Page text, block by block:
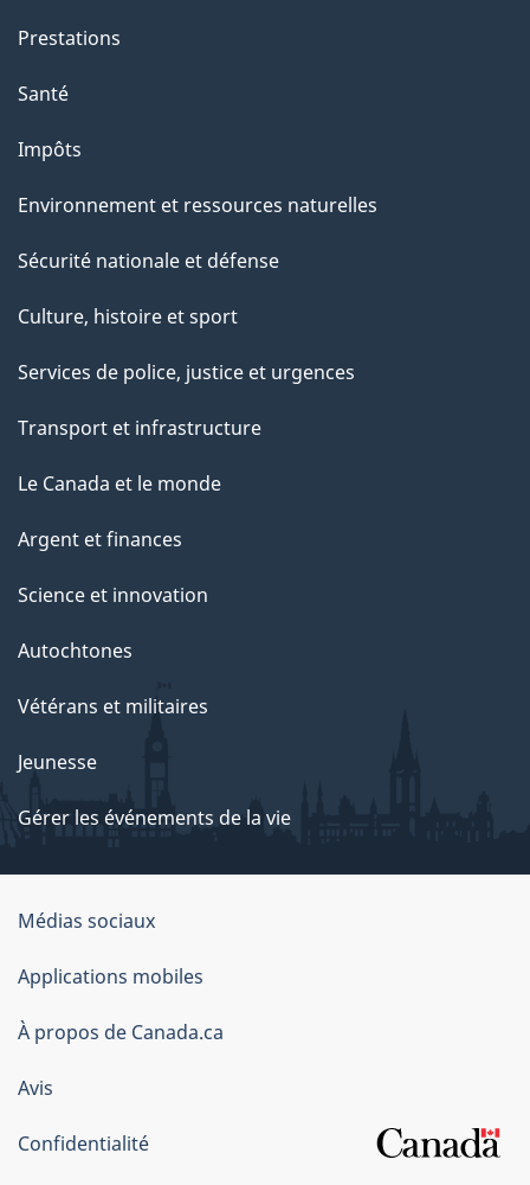
Prestations
Santé
Impôts
Environnement et ressources naturelles
Sécurité nationale et défense
Culture, histoire et sport
Services de police, justice et urgences
Transport et infrastructure
Le Canada et le monde
Argent et finances
Science et innovation
Autochtones
Vétérans et militaires
Jeunesse
Gérer les événements de la vie
Organisation
du
gouvernement
du
Canada
Médias sociaux
Applications mobiles
À propos de Canada.ca
Avis
Confidentialité